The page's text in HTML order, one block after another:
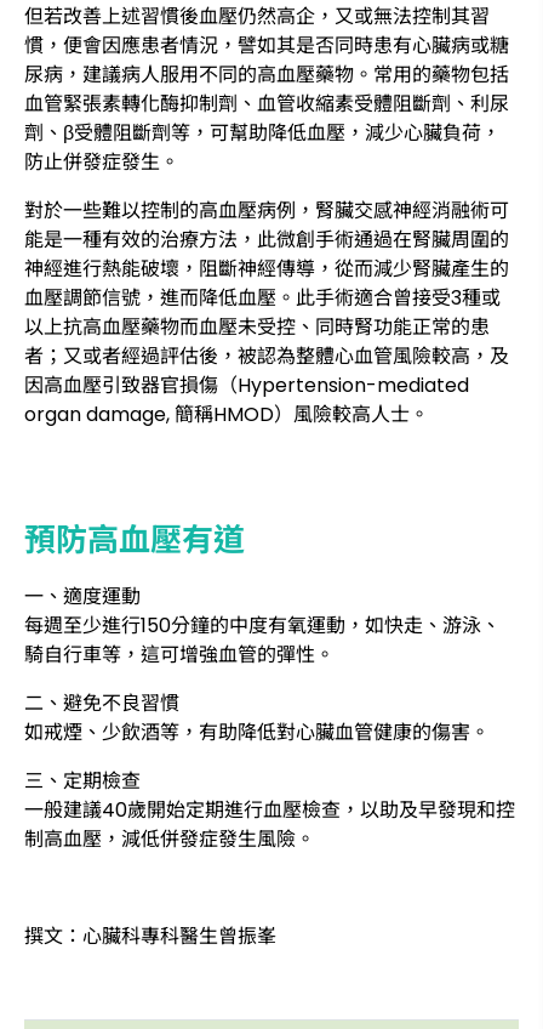
但若改善上述習慣後血壓仍然高企，又或無法控制其習
慣，便會因應患者情況，譬如其是否同時患有心臟病或糖
尿病，建議病人服用不同的高血壓藥物。常用的藥物包括
血管緊張素轉化酶抑制劑、血管收縮素受體阻斷劑、利尿
劑、β受體阻斷劑等，可幫助降低血壓，減少心臟負荷，
防止併發症發生。
對於一些難以控制的高血壓病例，腎臟交感神經消融術可
能是一種有效的治療方法，此微創手術通過在腎臟周圍的
神經進行熱能破壞，阻斷神經傳導，從而減少腎臟產生的
血壓調節信號，進而降低血壓。此手術適合曾接受3種或
以上抗高血壓藥物而血壓未受控、同時腎功能正常的患
者；又或者經過評估後，被認為整體心血管風險較高，及
因高血壓引致器官損傷（Hypertension-mediated
organ damage, 簡稱HMOD）風險較高人士。
預防高血壓有道
一、適度運動
每週至少進行150分鐘的中度有氧運動，如快走、游泳、
騎自行車等，這可增強血管的彈性。
二、避免不良習慣
如戒煙、少飲酒等，有助降低對心臟血管健康的傷害。
三、定期檢查
一般建議40歲開始定期進行血壓檢查，以助及早發現和控
制高血壓，減低併發症發生風險。
撰文：心臟科專科醫生曾振峯